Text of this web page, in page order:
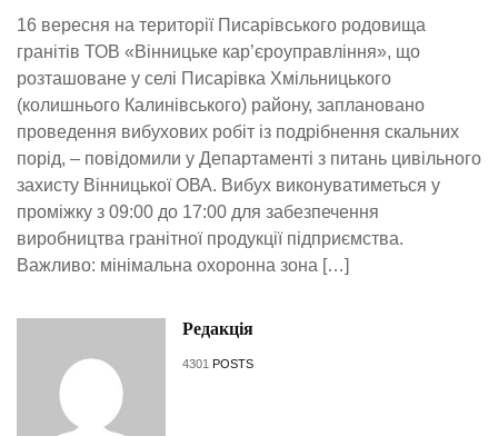
16 вересня на території Писарівського родовища
гранітів ТОВ «Вінницьке кар’єроуправління», що
розташоване у селі Писарівка Хмільницького
(колишнього Калинівського) району, заплановано
проведення вибухових робіт із подрібнення скальних
порід, – повідомили у Департаменті з питань цивільного
захисту Вінницької ОВА. Вибух виконуватиметься у
проміжку з 09:00 до 17:00 для забезпечення
виробництва гранітної продукції підприємства.
Важливо: мінімальна охоронна зона […]
Редакція
4301 POSTS